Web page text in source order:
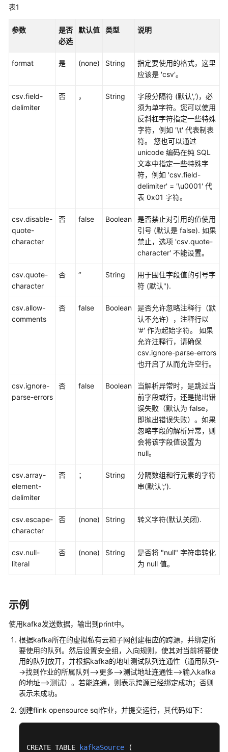
入
用
户
发
指
南
法
参
Spark
Flink
语
法
参
考
Flink
Opensource
SQL1.12
表1
参数
是否
必选
默认值 类型 说明
format 是 (none) String
指定要使用的格式，这里
应该是 'csv'。
csv.field-
delimiter
否 ， String
字段分隔符 (默认',')，必
须为单字符。您可以使用
反斜杠字符指定一些特殊
字符，例如 '\t' 代表制表
符。 您也可以通过
unicode 编码在纯 SQL
文本中指定一些特殊字
符，例如 'csv.field-
delimiter' = '\u0001' 代
表 0x01 字符。
csv.disable-
quote-
character
否 false Boolean
是否禁止对引用的值使用
引号 (默认是 false). 如果
禁止，选项 'csv.quote-
character' 不能设置。
csv.quote-
character
否 ‘’ String
用于围住字段值的引号字
符 (默认").
csv.allow-
comments
否 false Boolean
是否允许忽略注释行（默
认不允许），注释行以
'#' 作为起始字符。 如果
允许注释行，请确保
csv.ignore-parse-errors
也开启了从而允许空行。
csv.ignore-
parse-errors
否 false Boolean
当解析异常时，是跳过当
前字段或行，还是抛出错
误失败（默认为 false，
即抛出错误失败）。如果
忽略字段的解析异常，则
会将该字段值设置为
null。
csv.array-
element-
delimiter
否 ； String
分隔数组和行元素的字符
串(默认';').
csv.escape-
character
否 (none) String 转义字符(默认关闭).
csv.null-
literal
否 (none) String
是否将 "null" 字符串转化
为 null 值。
示例
使用kafka发送数据，输出到print中。
根据kafka所在的虚拟私有云和子网创建相应的跨源，并绑定所
要使用的队列。然后设置安全组，入向规则，使其对当前将要使
用的队列放开，并根据kafka的地址测试队列连通性（通用队列-
->找到作业的所属队列-->更多-->测试地址连通性-->输入kafka
的地址-->测试）。若能连通，则表示跨源已经绑定成功；否则
表示未成功。
创建flink opensource sql作业，并提交运行，其代码如下：
CREATE TABLE kafkaSource (